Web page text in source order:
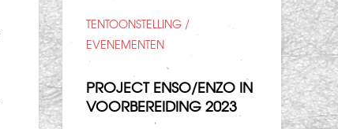
TENTOONSTELLING /
EVENEMENTEN
PROJECT ENSO/ENZO IN
VOORBEREIDING 2023